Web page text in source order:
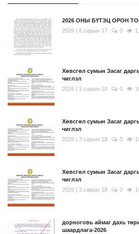
2026 ОНЫ БҮТЭЦ ОРОН
2026 | 6 сарын 17
0 11
Хөвсгөл сумын Засаг
чиглэл
2026 | 3 сарын 18
0
Хөвсгөл сумын Засаг
чиглэл
2026 | 3 сарын 18
0
Хөвсгөл сумын Засаг
чиглэл
2026 | 3 сарын 18
0
дорноговь аймаг дахь
шаардлага-2026